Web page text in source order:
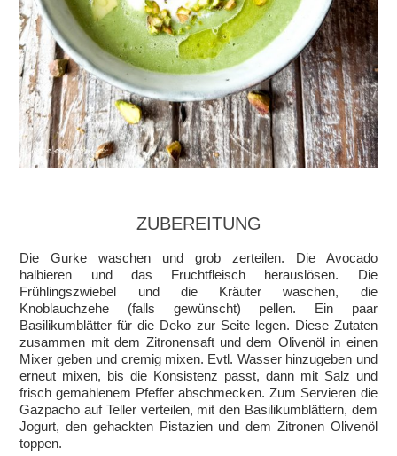
ZUBEREITUNG
Die Gurke waschen und grob zerteilen. Die Avocado
halbieren und das Fruchtfleisch herauslösen. Die
Frühlingszwiebel und die Kräuter waschen, die
Knoblauchzehe (falls gewünscht) pellen. Ein paar
Basilikumblätter für die Deko zur Seite legen. Diese Zutaten
zusammen mit dem Zitronensaft und dem Olivenöl in einen
Mixer geben und cremig mixen. Evtl. Wasser hinzugeben und
erneut mixen, bis die Konsistenz passt, dann mit Salz und
frisch gemahlenem Pfeffer abschmecken. Zum Servieren die
Gazpacho auf Teller verteilen, mit den Basilikumblättern, dem
Jogurt, den gehackten Pistazien und dem Zitronen Olivenöl
toppen.